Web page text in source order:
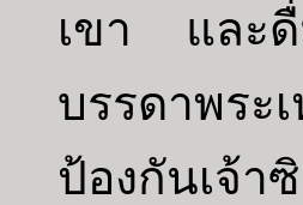
เขา และดื่
บรรดาพร
ป้องกันเจ้าซิ